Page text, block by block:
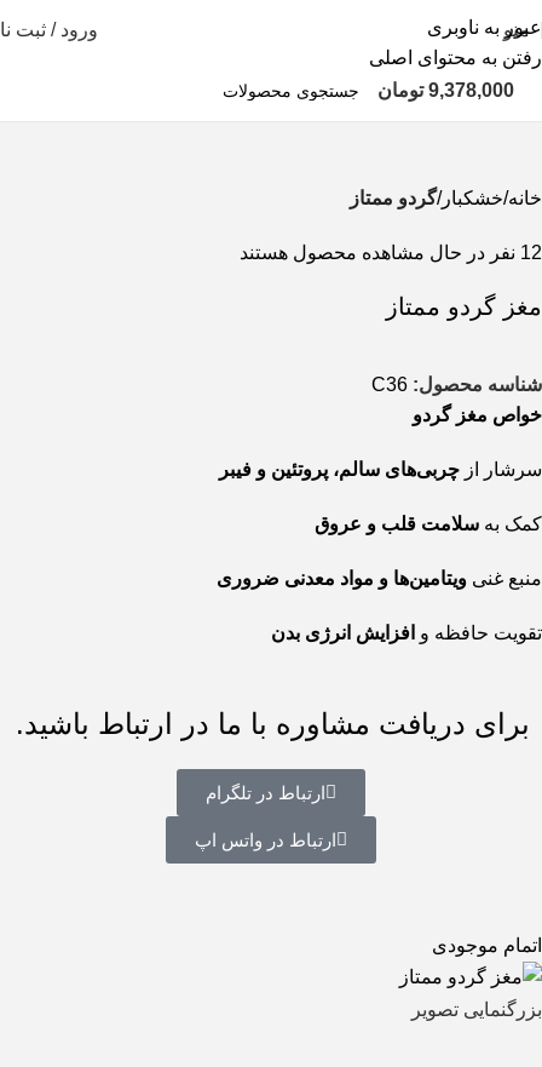
عبور به ناوبری
رفتن به محتوای اصلی
منو ورود / ثبت
9,378,000 تومان
خانه خشکبار گردو ممتاز
12 نفر در حال مشاهده محصول هستند
مغز گردو ممتاز
شناسه محصول: C36
خواص مغز گردو
سرشار از چربی‌های سالم، پروتئین و فیبر
کمک به سلامت قلب و عروق
منبع غنی ویتامین‌ها و مواد معدنی ضروری
تقویت حافظه و افزایش انرژی بدن
برای دریافت مشاوره با ما در ارتباط باشید.
ارتباط در تلگرام
ارتباط در واتس اپ
اتمام موجودی
بزرگنمایی تصویر